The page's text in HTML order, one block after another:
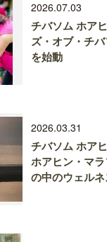
2026.07.03
チバソム ホア
ズ・オブ・チバ
を始動
2026.03.31
チバソム ホア
ホアヒン・マ
の中のウェル